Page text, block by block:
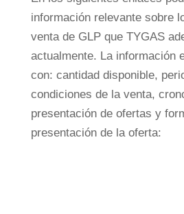
información relevante sobre
venta de GLP que TYGAS
actualmente. La información
con: cantidad disponible,
condiciones de la venta,
presentación de ofertas y
presentación de la oferta: